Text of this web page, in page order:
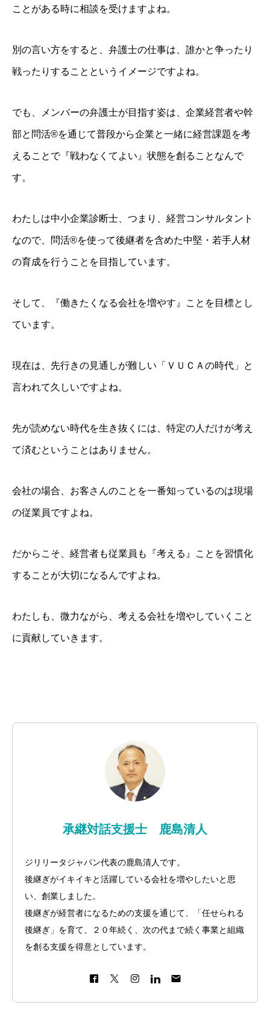
ことがある時に相談を受けますよね。
別の言い方をすると、弁護士の仕事は、誰かと争ったり
戦ったりすることというイメージですよね。
でも、メンバーの弁護士が目指す姿は、企業経営者や幹
部と問活®を通じて普段から企業と一緒に経営課題を考
えることで『戦わなくてよい』状態を創ることなんで
す。
わたしは中小企業診断士、つまり、経営コンサルタント
なので、問活®を使って後継者を含めた中堅・若手人材
の育成を行うことを目指しています。
そして、『働きたくなる会社を増やす』ことを目標とし
ています。
現在は、先行きの見通しが難しい「ＶＵＣＡの時代」と
言われて久しいですよね。
先が読めない時代を生き抜くには、特定の人だけが考え
て済むということはありません。
会社の場合、お客さんのことを一番知っているのは現場
の従業員ですよね。
だからこそ、経営者も従業員も『考える』ことを習慣化
することが大切になるんですよね。
わたしも、微力ながら、考える会社を増やしていくこと
に貢献していきます。
承継対話支援士 鹿島清人
ジリリータジャパン代表の鹿島清人です。
後継ぎがイキイキと活躍している会社を増やしたいと思
い、創業しました。
後継ぎが経営者になるための支援を通じて、「任せられる
後継ぎ」を育て、２０年続く、次の代まで続く事業と組織
を創る支援を得意としています。
今、「承継ビジネス」がアツい！！
経営者必見
BLOG
お客様の声
流れ紹介
セミナー・講座申込規約